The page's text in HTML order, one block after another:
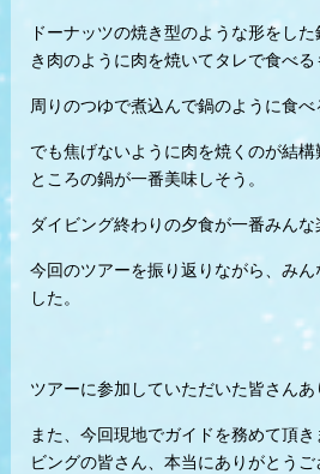
ドーナッツの焼き型のような形をし
き肉のように肉を焼いてタレで食べる
周りのつゆで煮込んで鍋のように食べ
でも焦げないように肉を焼くのが結
ところの鍋が一番美味しそう。
ダイビング終わりの夕食が一番みんな
今回のツアーを振り返りながら、み
した。
ツアーに参加していただいた皆さんあ
また、今回現地でガイドを務めて頂
ビングの皆さん、本当にありがとうご